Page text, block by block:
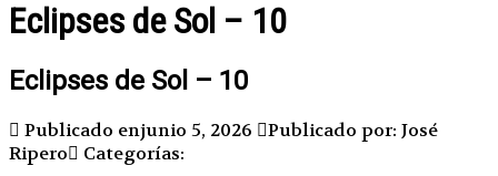
Eclipses de Sol – 10
Eclipses de Sol – 10
Publicado enjunio 5, 2026
Publicado por: José
Ripero
Categorías: